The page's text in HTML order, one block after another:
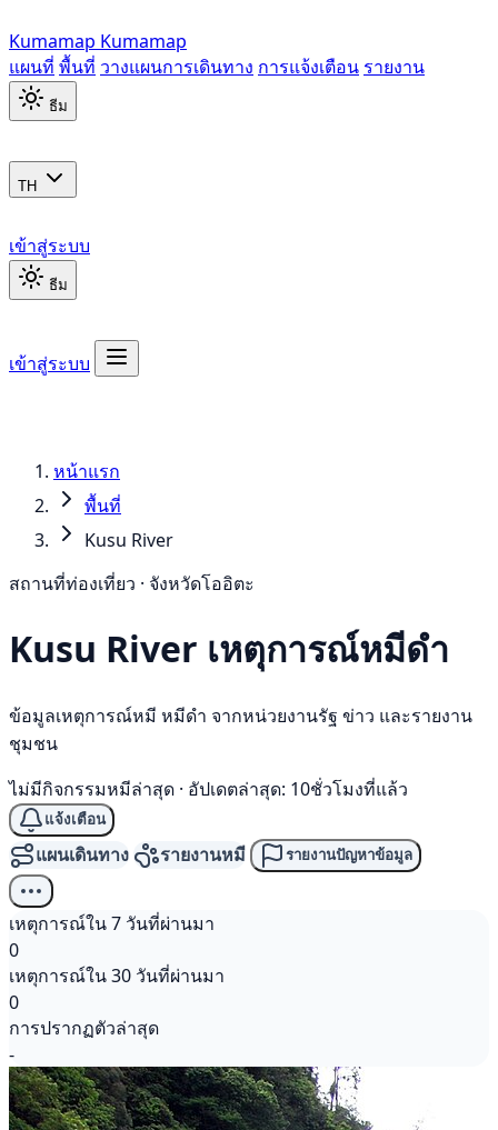
Kumamap Kumamap
แผนที่ พื้นที่ วางแผนการเดินทาง การแจ้งเตือน รายงาน
ธีม
TH
เข้าสู่ระบบ
ธีม
เข้าสู่ระบบ
หน้าแรก
พื้นที่
Kusu River
สถานที่ท่องเที่ยว · จังหวัดโออิตะ
Kusu River เหตุการณ์หมีดำ
ข้อมูลเหตุการณ์หมี หมีดำ จากหน่วยงานรัฐ ข่าว และรายงาน
ชุมชน
ไม่มีกิจกรรมหมีล่าสุด · อัปเดตล่าสุด: 10ชั่วโมงที่แล้ว
แจ้งเตือน
แผนเดินทาง รายงานหมี รายงานปัญหาข้อมูล
เหตุการณ์ใน 7 วันที่ผ่านมา
0
เหตุการณ์ใน 30 วันที่ผ่านมา
0
การปรากฏตัวล่าสุด
-